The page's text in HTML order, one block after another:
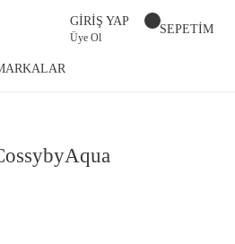
GİRİŞ YAP
Üye Ol
SEPETİM